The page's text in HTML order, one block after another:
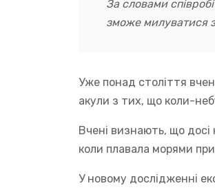
За словами
зможе милуватися
Уже понад століття
акули з тих, що коли-
Вчені визнають, що
коли плавала морями
У новому дослідженні